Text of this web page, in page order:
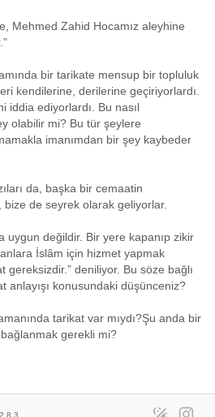
Mehmed Zahid Hocamız aleyhine
bir tarikate mensup bir topluluk
kendilerine, derilerine geçiriyorlardı.
iddia ediyorlardı. Bu nasıl
olabilir mi? Bu tür şeylere
imanımdan bir şey kaybeder
da, başka bir cemaatin
de seyrek olarak geliyorlar.
uygun değildir. Bir yere kapanıp zikir
İslâm için hizmet yapmak
gereksizdir.” deniliyor. Bu söze bağlı
anlayışı konusundaki düşünceniz?
tarikat var mıydı?Şu anda bir
gerekli mi?